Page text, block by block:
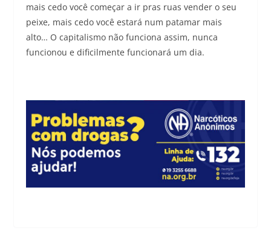
mais cedo você começar a ir pras ruas vender o seu
peixe, mais cedo você estará num patamar mais
alto… O capitalismo não funciona assim, nunca
funcionou e dificilmente funcionará um dia.